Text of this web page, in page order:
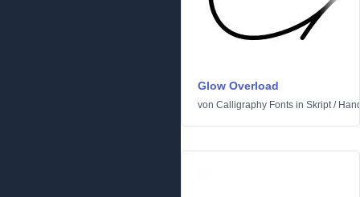
Glow Overload
von Calligraphy Fonts in Skript/